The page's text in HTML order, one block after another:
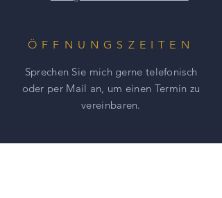
Pendants zu dieser Perlenkette an.
oder Armbändern finden Sie weitere
Werke.
Für Ihre ganz individuelle Wunsch-
Perlenkette schreiben Sie einfach
eine Nachricht über das
telefonisch unter 0163 641 9202.
ÖFFNUNGSZEITEN
Sprechen Sie mich gerne telefonisch
oder per Mail an, um einen Termin zu
vereinbaren.